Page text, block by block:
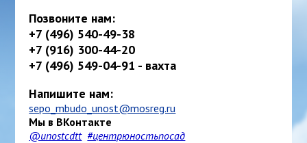
Позвоните нам:
+7 (496) 540-49-38
+7 (916) 300-44-20
+7 (496) 549-04-91 - вахта
Напишите нам:
sepo_mbudo_unost@mosreg.ru
Мы в ВКонтакте
@unostcdtt #центрюностьпосад